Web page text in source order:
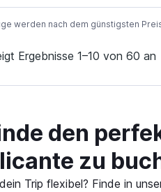
werden nach dem günstigsten
Ergebnisse 1–10 von 60 an
den
zu
Trip flexibel? Finde in